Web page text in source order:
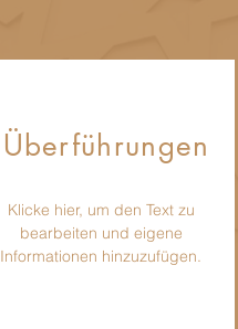
Überführungen
Klicke hier, um den Text zu
bearbeiten und eigene
Informationen hinzuzufügen.